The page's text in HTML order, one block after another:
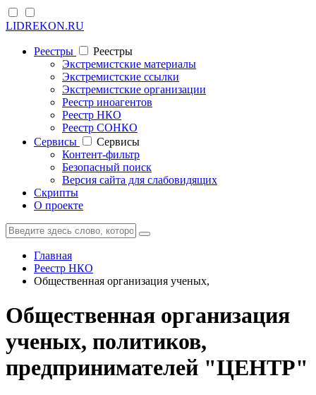
LIDREKON.RU
Реестры
Реестры
Экстремистские материалы
Экстремистские ссылки
Экстремистские организации
Реестр иноагентов
Реестр НКО
Реестр СОНКО
Cервисы
Cервисы
Контент-фильтр
Безопасный поиск
Версия сайта для слабовидящих
Скрипты
О проекте
Главная
Реестр НКО
Общественная организация ученых,
Общественная организация
ученых, политиков,
предпринимателей "ЦЕНТР"